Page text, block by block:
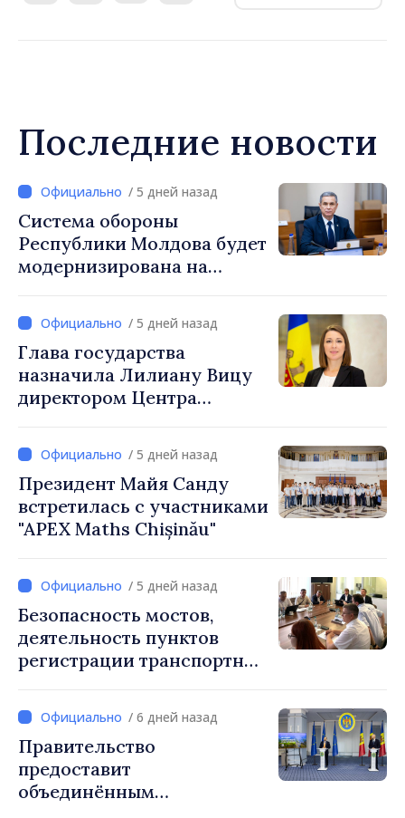
Последние новости
/ 5 дней назад
Система обороны
Республики Молдова будет
модернизирована на
внедрению Национальной
стратегии обороны
/ 5 дней назад
Глава государства
назначила Лилиану Вицу
директором Центра
коммуникации и
противодействия
дезинформации
/ 5 дней назад
Президент Майя Санду
встретилась с участниками
"APEX Maths Chișinău"
/ 5 дней назад
Безопасность мостов,
деятельность пунктов
регистрации транспортных
автошкол обсуждены на
заседании профильных
экспертов с обоих берегов
Днестра
/ 6 дней назад
Правительство
предоставит
объединённым